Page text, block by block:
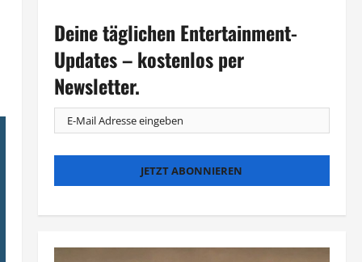
Deine täglichen Entertainment-
Updates – kostenlos per
Newsletter.